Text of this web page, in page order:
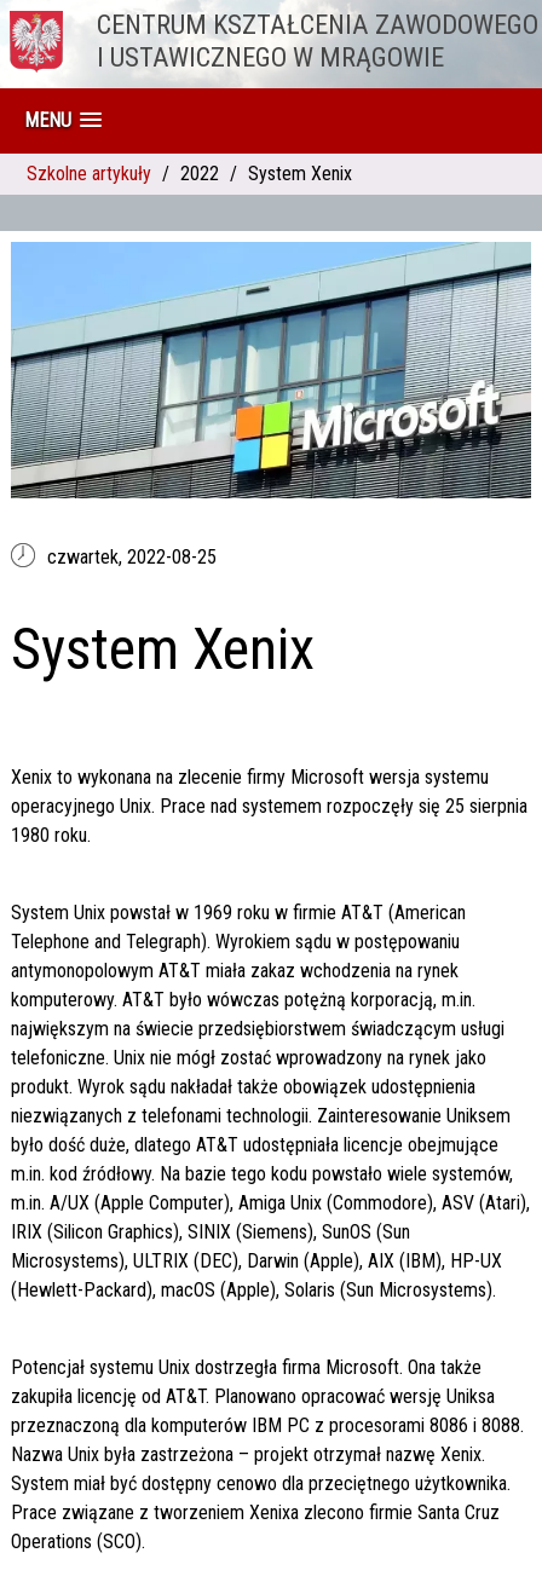
Przejdź do treściCENTRUM KSZTAŁCENIA ZAWODOWEGO
I USTAWICZNEGO W MRĄGOWIE
MENU
Szkolne artykuły 2022 System Xenix
czwartek, 2022-08-25
System Xenix
Xenix to wykonana na zlecenie firmy Microsoft wersja systemu
operacyjnego Unix. Prace nad systemem rozpoczęły się 25 sierpnia
1980 roku.
System Unix powstał w 1969 roku w firmie AT&T (American
Telephone and Telegraph). Wyrokiem sądu w postępowaniu
antymonopolowym AT&T miała zakaz wchodzenia na rynek
komputerowy. AT&T było wówczas potężną korporacją, m.in.
największym na świecie przedsiębiorstwem świadczącym usługi
telefoniczne. Unix nie mógł zostać wprowadzony na rynek jako
produkt. Wyrok sądu nakładał także obowiązek udostępnienia
niezwiązanych z telefonami technologii. Zainteresowanie Uniksem
było dość duże, dlatego AT&T udostępniała licencje obejmujące
m.in. kod źródłowy. Na bazie tego kodu powstało wiele systemów,
m.in. A/UX (Apple Computer), Amiga Unix (Commodore), ASV (Atari),
IRIX (Silicon Graphics), SINIX (Siemens), SunOS (Sun
Microsystems), ULTRIX (DEC), Darwin (Apple), AIX (IBM), HP-UX
(Hewlett-Packard), macOS (Apple), Solaris (Sun Microsystems).
Potencjał systemu Unix dostrzegła firma Microsoft. Ona także
zakupiła licencję od AT&T. Planowano opracować wersję Uniksa
przeznaczoną dla komputerów IBM PC z procesorami 8086 i 8088.
Nazwa Unix była zastrzeżona – projekt otrzymał nazwę Xenix.
System miał być dostępny cenowo dla przeciętnego użytkownika.
Prace związane z tworzeniem Xenixa zlecono firmie Santa Cruz
Operations (SCO).